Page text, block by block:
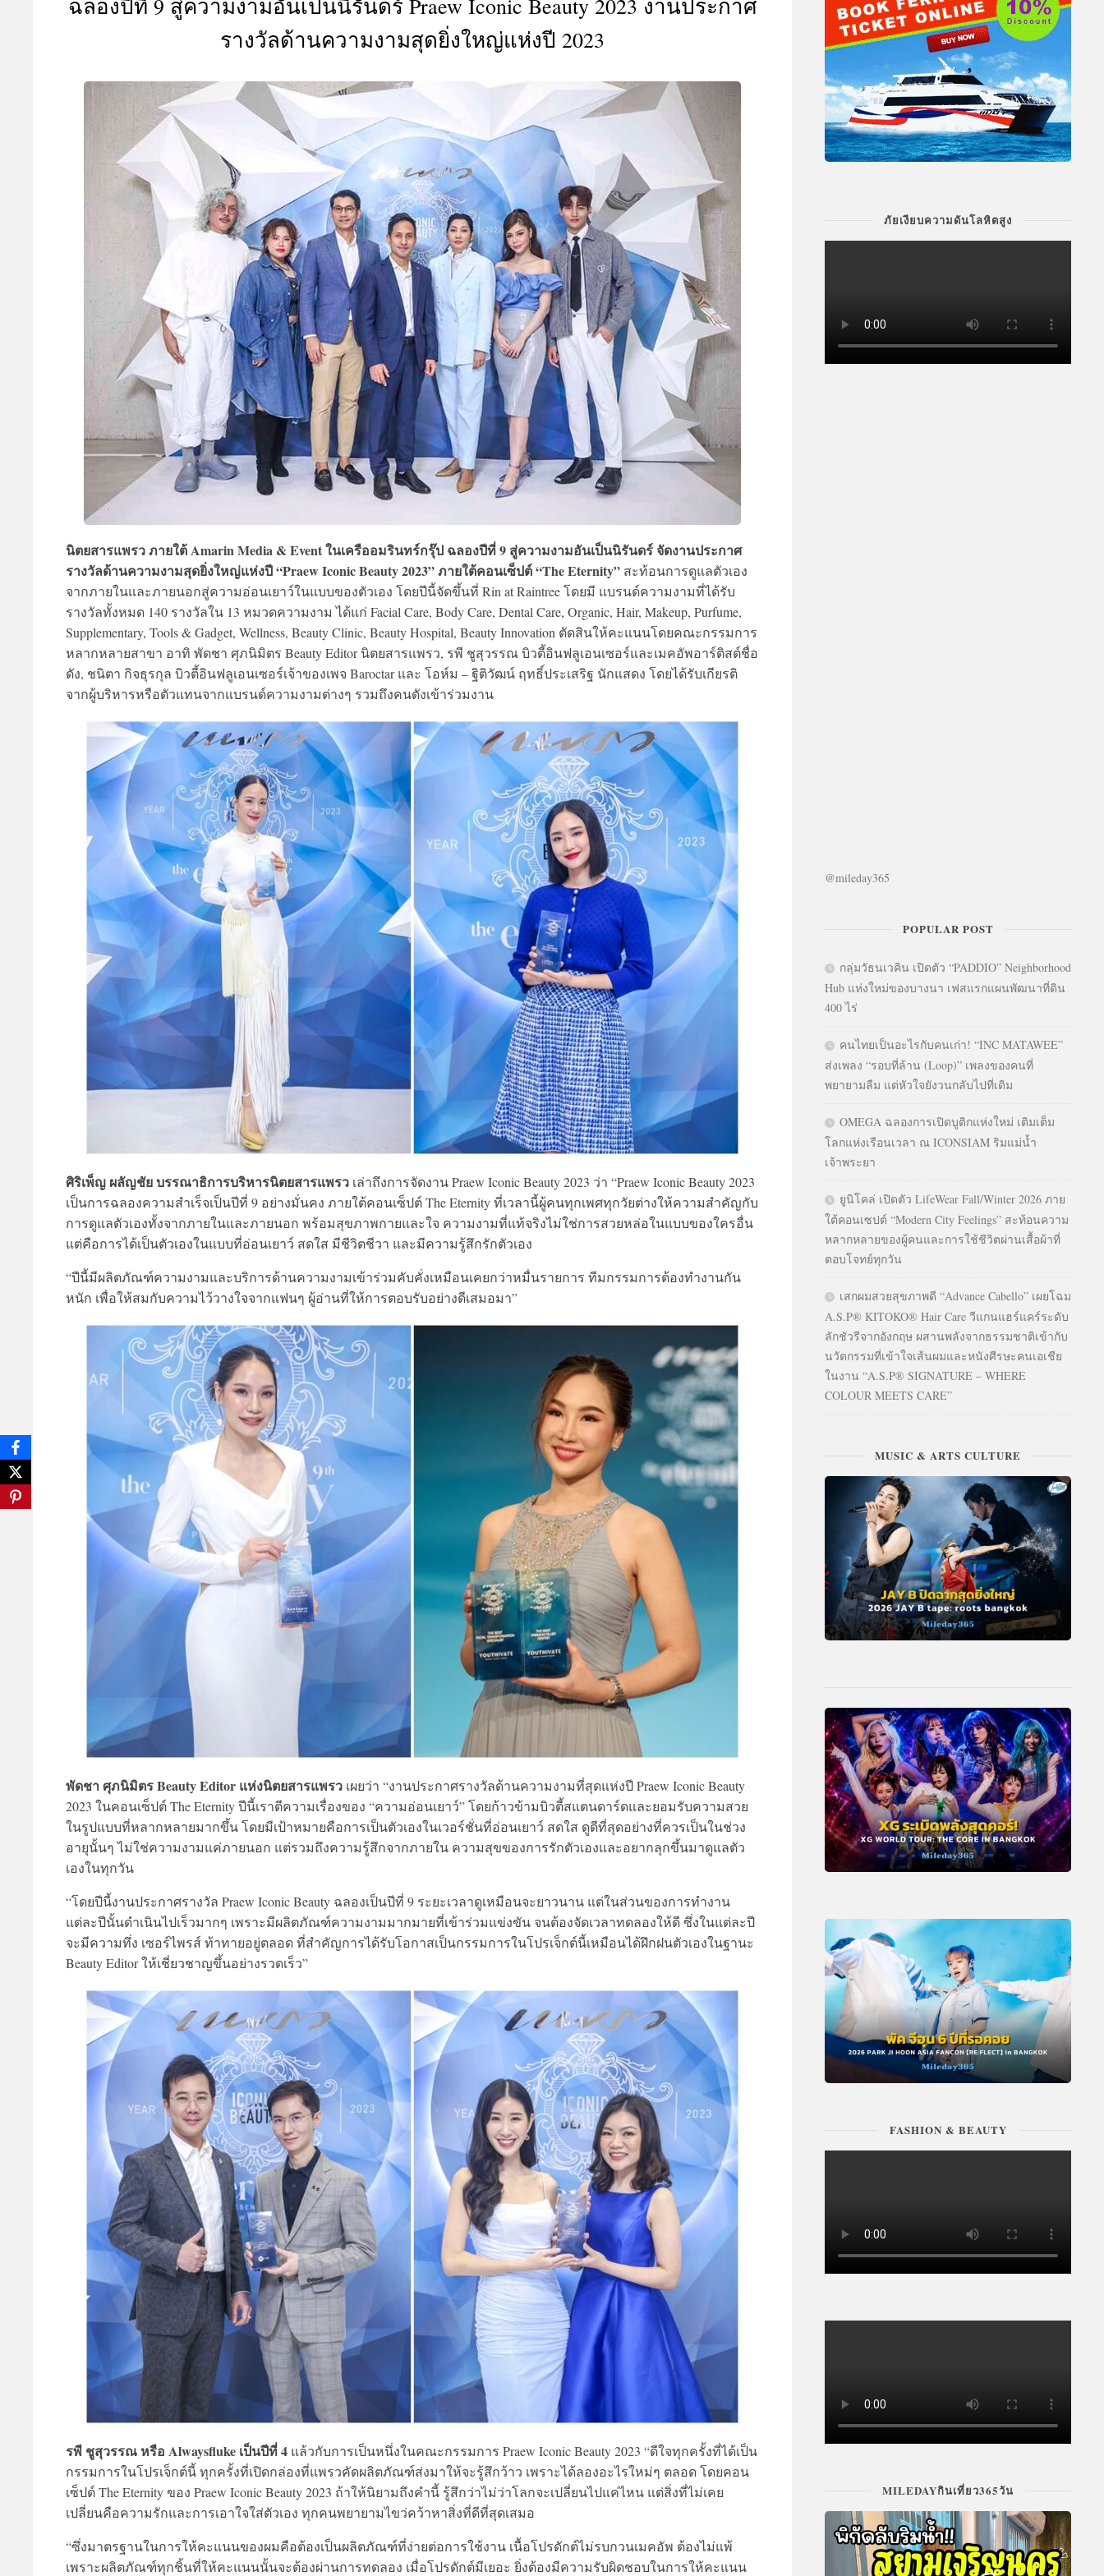
&
DEAL
ฉลองปีที่ 9 สู่ความงามอันเป็นนิรันดร์ Praew Iconic Beauty 2023 งานประกาศ
รางวัลด้านความงามสุดยิ่งใหญ่แห่งปี 2023
นิตยสารแพรว ภายใต้ Amarin Media & Event ในเครืออมรินทร์กรุ๊ป ฉลองปีที่ 9 สู่ความงามอันเป็นนิรันดร์ จัดงานประกาศ
รางวัลด้านความงามสุดยิ่งใหญ่แห่งปี “Praew Iconic Beauty 2023” ภายใต้คอนเซ็ปต์ “The Eternity” สะท้อนการดูแลตัวเอง
จากภายในและภายนอกสู่ความอ่อนเยาว์ในแบบของตัวเอง โดยปีนี้จัดขึ้นที่ Rin at Raintree โดยมี แบรนด์ความงามที่ได้รับ
รางวัลทั้งหมด 140 รางวัลใน 13 หมวดความงาม ได้แก่ Facial Care, Body Care, Dental Care, Organic, Hair, Makeup, Purfume,
Supplementary, Tools & Gadget, Wellness, Beauty Clinic, Beauty Hospital, Beauty Innovation ตัดสินให้คะแนนโดยคณะกรรมการ
หลากหลายสาขา อาทิ พัดชา ศุภนิมิตร Beauty Editor นิตยสารแพรว, รพี ชูสุวรรณ บิวตี้อินฟลูเอนเซอร์และเมคอัพอาร์ติสต์ชื่อ
ดัง, ชนิตา กิจธุรกุล บิวตี้อินฟลูเอนเซอร์เจ้าของเพจ Baroctar และ โอห์ม – ฐิติวัฒน์ ฤทธิ์ประเสริฐ นักแสดง โดยได้รับเกียรติ
จากผู้บริหารหรือตัวแทนจากแบรนด์ความงามต่างๆ รวมถึงคนดังเข้าร่วมงาน
ศิริเพ็ญ ผลัญชัย บรรณาธิการบริหารนิตยสารแพรว เล่าถึงการจัดงาน Praew Iconic Beauty 2023 ว่า “Praew Iconic Beauty 2023
เป็นการฉลองความสำเร็จเป็นปีที่ 9 อย่างมั่นคง ภายใต้คอนเซ็ปต์ The Eternity ที่เวลานี้ผู้คนทุกเพศทุกวัยต่างให้ความสำคัญกับ
การดูแลตัวเองทั้งจากภายในและภายนอก พร้อมสุขภาพกายและใจ ความงามที่แท้จริงไม่ใช่การสวยหล่อในแบบของใครอื่น
แต่คือการได้เป็นตัวเองในแบบที่อ่อนเยาว์ สดใส มีชีวิตชีวา และมีความรู้สึกรักตัวเอง
“ปีนี้มีผลิตภัณฑ์ความงามและบริการด้านความงามเข้าร่วมคับคั่งเหมือนเคยกว่าหมื่นรายการ ทีมกรรมการต้องทำงานกัน
หนัก เพื่อให้สมกับความไว้วางใจจากแฟนๆ ผู้อ่านที่ให้การตอบรับอย่างดีเสมอมา”
พัดชา ศุภนิมิตร Beauty Editor แห่งนิตยสารแพรว เผยว่า “งานประกาศรางวัลด้านความงามที่สุดแห่งปี Praew Iconic Beauty
2023 ในคอนเซ็ปต์ The Eternity ปีนี้เราตีความเรื่องของ “ความอ่อนเยาว์” โดยก้าวข้ามบิวตี้สแตนดาร์ดและยอมรับความสวย
ในรูปแบบที่หลากหลายมากขึ้น โดยมีเป้าหมายคือการเป็นตัวเองในเวอร์ชั่นที่อ่อนเยาว์ สดใส ดูดีที่สุดอย่างที่ควรเป็นในช่วง
อายุนั้นๆ ไม่ใช่ความงามแค่ภายนอก แต่รวมถึงความรู้สึกจากภายใน ความสุขของการรักตัวเองและอยากลุกขึ้นมาดูแลตัว
เองในทุกวัน
“โดยปีนี้งานประกาศรางวัล Praew Iconic Beauty ฉลองเป็นปีที่ 9 ระยะเวลาดูเหมือนจะยาวนาน แต่ในส่วนของการทำงาน
แต่ละปีนั้นดำเนินไปเร็วมากๆ เพราะมีผลิตภัณฑ์ความงามมากมายที่เข้าร่วมแข่งขัน จนต้องจัดเวลาทดลองให้ดี ซึ่งในแต่ละปี
จะมีความทึ่ง เซอร์ไพรส์ ท้าทายอยู่ตลอด ที่สำคัญการได้รับโอกาสเป็นกรรมการในโปรเจ็กต์นี้เหมือนได้ฝึกฝนตัวเองในฐานะ
Beauty Editor ให้เชี่ยวชาญขึ้นอย่างรวดเร็ว”
รพี ชูสุวรรณ หรือ Alwaysfluke เป็นปีที่ 4 แล้วกับการเป็นหนึ่งในคณะกรรมการ Praew Iconic Beauty 2023 “ดีใจทุกครั้งที่ได้เป็น
กรรมการในโปรเจ็กต์นี้ ทุกครั้งที่เปิดกล่องที่แพรวคัดผลิตภัณฑ์ส่งมาให้จะรู้สึกว้าว เพราะได้ลองอะไรใหม่ๆ ตลอด โดยคอน
เซ็ปต์ The Eternity ของ Praew Iconic Beauty 2023 ถ้าให้นิยามถึงคำนี้ รู้สึกว่าไม่ว่าโลกจะเปลี่ยนไปแค่ไหน แต่สิ่งที่ไม่เคย
เปลี่ยนคือความรักและการเอาใจใส่ตัวเอง ทุกคนพยายามไขว่คว้าหาสิ่งที่ดีที่สุดเสมอ
“ซึ่งมาตรฐานในการให้คะแนนของผมคือต้องเป็นผลิตภัณฑ์ที่ง่ายต่อการใช้งาน เนื้อโปรดักต์ไม่รบกวนเมคอัพ ต้องไม่แพ้
เพราะผลิตภัณฑ์ทุกชิ้นที่ให้คะแนนนั้นจะต้องผ่านการทดลอง เมื่อโปรดักต์มีเยอะ ยิ่งต้องมีความรับผิดชอบในการให้คะแนน
ภัยเงียบความดันโลหิตสูง
@mileday365
POPULAR POST
กลุ่มวัธนเวคิน เปิดตัว “PADDIO” Neighborhood
Hub แห่งใหม่ของบางนา เฟสแรกแผนพัฒนาที่ดิน
400 ไร่
คนไทยเป็นอะไรกับคนเก่า! “INC MATAWEE”
ส่งเพลง “รอบที่ล้าน (Loop)” เพลงของคนที่
พยายามลืม แต่หัวใจยังวนกลับไปที่เดิม
OMEGA ฉลองการเปิดบูติกแห่งใหม่ เติมเต็ม
โลกแห่งเรือนเวลา ณ ICONSIAM ริมแม่น้ำ
เจ้าพระยา
ยูนิโคล่ เปิดตัว LifeWear Fall/Winter 2026 ภาย
ใต้คอนเซปต์ “Modern City Feelings” สะท้อนความ
หลากหลายของผู้คนและการใช้ชีวิตผ่านเสื้อผ้าที่
ตอบโจทย์ทุกวัน
เสกผมสวยสุขภาพดี “Advance Cabello” เผยโฉม
A.S.P® KITOKO® Hair Care วีแกนแฮร์แคร์ระดับ
ลักชัวรีจากอังกฤษ ผสานพลังจากธรรมชาติเข้ากับ
นวัตกรรมที่เข้าใจเส้นผมและหนังศีรษะคนเอเชีย
ในงาน “A.S.P® SIGNATURE – WHERE
COLOUR MEETS CARE”
MUSIC & ARTS CULTURE
FASHION & BEAUTY
MILEDAYกินเที่ยว365วัน